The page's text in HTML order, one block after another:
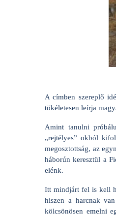
A címben szereplő
tökéletesen leírja
Amint tanulni
„rejtélyes” okból
megosztottság, az
háborún keresztül a
elénk.
Itt mindjárt fel is kell
hiszen a harcnak
kölcsönösen emelni